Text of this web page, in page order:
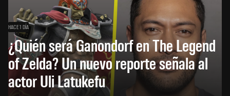
HACE 1 DÍA
¿Quién será Ganondorf en The Legend
of Zelda? Un nuevo reporte señala al
actor Uli Latukefu